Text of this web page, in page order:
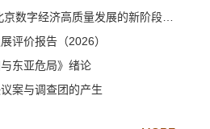
评价报告（2026）
东亚危局》绪论
案与调查团的产生